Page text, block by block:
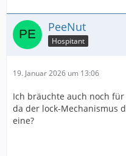
PeeNut
Hospitant
19. Januar 2026 um 13:06
Ich bräuchte auch noch
da der lock-Mechanismus
eine?